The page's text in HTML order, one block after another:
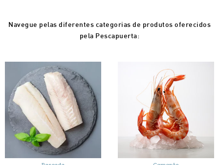
Navegue pelas diferentes categorias de produtos oferecidos
pela Pescapuerta: